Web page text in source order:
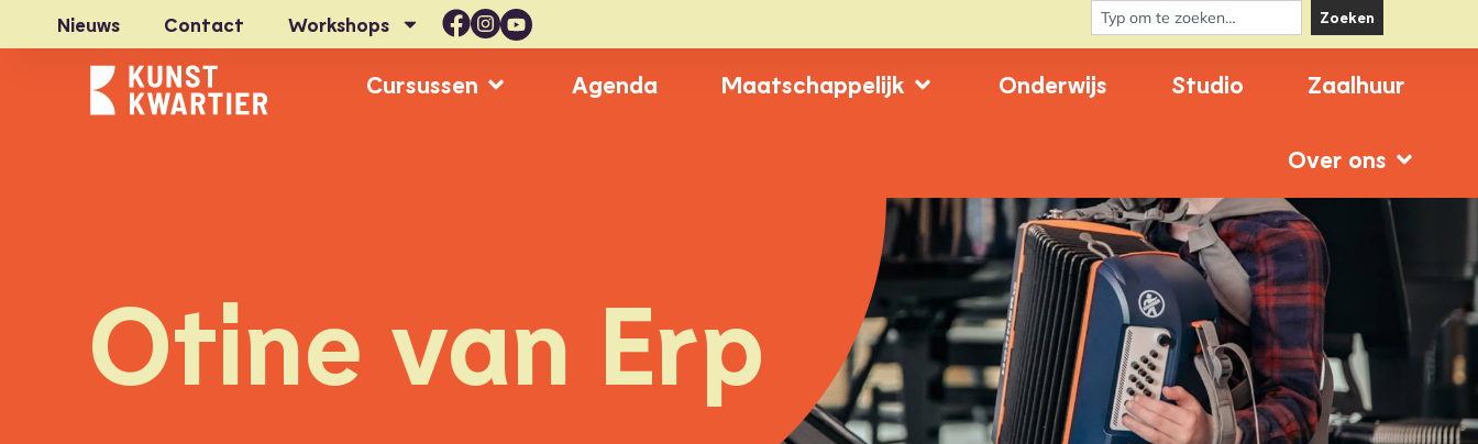
Nieuws Contact Workshops Zoeken
Cursussen Agenda Maatschappelijk Onderwijs Studio Zaalhuur
Over ons
Otine van Erp